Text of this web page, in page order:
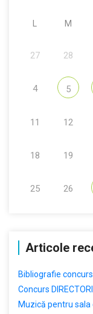
M
27 28
4 5
11 12
18 19
25 26
Articole
Bibliografie
Concurs
Muzică pentru